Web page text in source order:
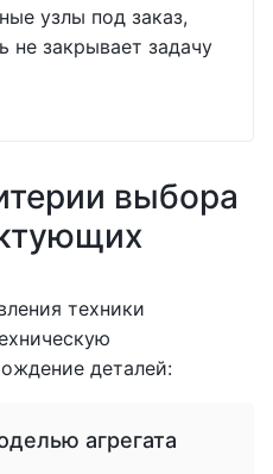
узлы под заказ,
не закрывает задачу
выбора
техники
деталей:
агрегата